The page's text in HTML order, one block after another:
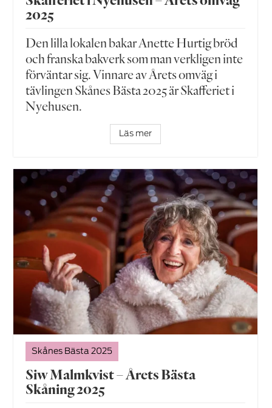
2025
Den lilla lokalen bakar Anette Hurtig bröd
och franska bakverk som man verkligen inte
förväntar sig. Vinnare av Årets omväg i
tävlingen Skånes Bästa 2025 är Skafferiet i
Nyehusen.
Läs mer
Skånes Bästa 2025
Siw Malmkvist – Årets Bästa
Skåning 2025